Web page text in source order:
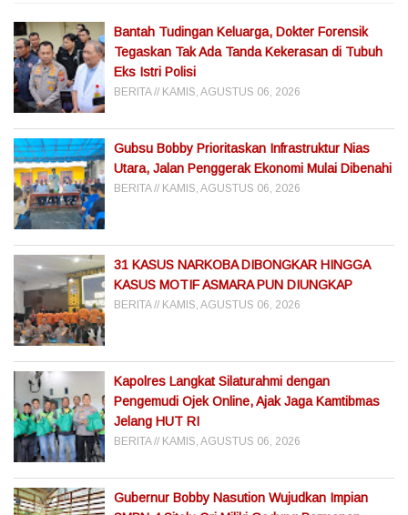
Bantah Tudingan Keluarga, Dokter Forensik
Tegaskan Tak Ada Tanda Kekerasan di Tubuh
Eks Istri Polisi
BERITA KAMIS, AGUSTUS 06, 2026
Gubsu Bobby Prioritaskan Infrastruktur Nias
Utara, Jalan Penggerak Ekonomi Mulai Dibenahi
BERITA KAMIS, AGUSTUS 06, 2026
31 KASUS NARKOBA DIBONGKAR HINGGA
KASUS MOTIF ASMARA PUN DIUNGKAP
BERITA KAMIS, AGUSTUS 06, 2026
Kapolres Langkat Silaturahmi dengan
Pengemudi Ojek Online, Ajak Jaga Kamtibmas
Jelang HUT RI
BERITA KAMIS, AGUSTUS 06, 2026
Gubernur Bobby Nasution Wujudkan Impian